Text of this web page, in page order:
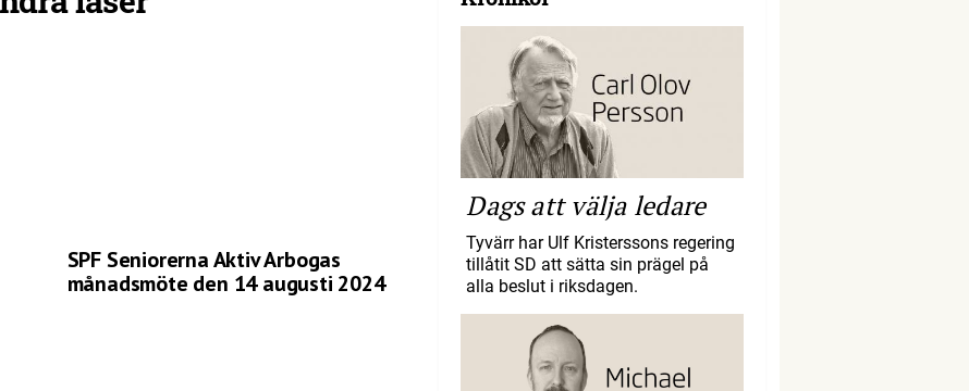
SPF Seniorerna Aktiv Arbogas
månadsmöte den 14 augusti 2024
Dags att välja ledare
Tyvärr har Ulf Kristerssons regering
tillåtit SD att sätta sin prägel på
alla beslut i riksdagen.